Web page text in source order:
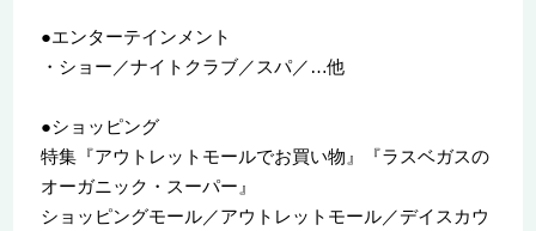
●エンターテインメント
・ショー／ナイトクラブ／スパ／…他
●ショッピング
特集『アウトレットモールでお買い物』『ラスベガスの
オーガニック・スーパー』
ショッピングモール／アウトレットモール／デイスカウ